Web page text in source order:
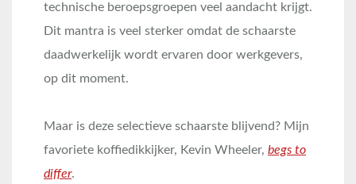
technische beroepsgroepen veel aandacht krijgt.
Dit mantra is veel sterker omdat de schaarste
daadwerkelijk wordt ervaren door werkgevers,
op dit moment.
Maar is deze selectieve schaarste blijvend? Mijn
favoriete koffiedikkijker, Kevin Wheeler, begs to
differ.